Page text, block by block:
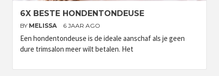
6X BESTE HONDENTONDEUSE
BY MELISSA 6 JAAR AGO
Een hondentondeuse is de ideale aanschaf als je geen
dure trimsalon meer wilt betalen. Het